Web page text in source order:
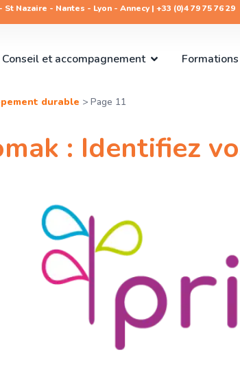
Nazaire - Nantes - Lyon - Annecy | +33 (0)4 79 75 76 29​
Conseil et accompagnement Formations
durable > Page 11
: Identifiez